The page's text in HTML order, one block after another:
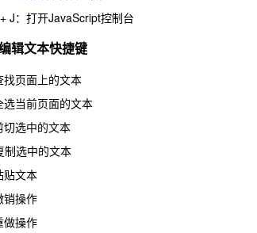
J：打开JavaScript控制台
辑文本快捷键
页面上的文本
选当前页面的文本
切选中的文本
制选中的文本
贴文本
销操作
做操作